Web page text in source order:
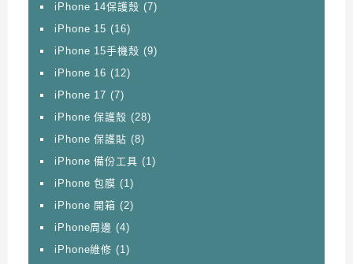
iPhone 14保護殼 (7)
iPhone 15 (16)
iPhone 15手機殼 (9)
iPhone 16 (12)
iPhone 17 (7)
iPhone 保護殼 (28)
iPhone 保護貼 (8)
iPhone 備份工具 (1)
iPhone 包膜 (1)
iPhone 開箱 (2)
iPhone周邊 (4)
iPhone維修 (1)